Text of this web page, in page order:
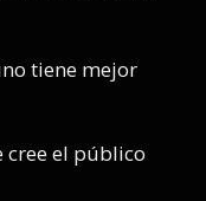
tiene mejor
cree el público